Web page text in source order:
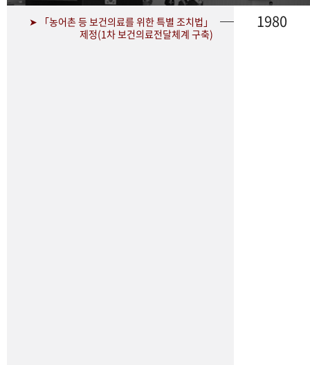
➤ 「농어촌 등 보건의료를 위한 특별 조치법」
제정(1차 보건의료전달체계 구축)
1980